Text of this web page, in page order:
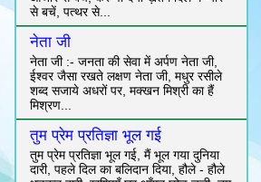
से बचें, पत्थर से...
नेता जी
नेता जी :- जनता की सेवा में अर्पण नेता जी,
ईश्वर जैसा रखते लक्षण नेता जी, मधुर रसीले
शब्द सजाये अधरों पर, मक्खन मिश्री का हैं
मिश्रण...
तुम प्रेम प्रतिज्ञा भूल गई
तुम प्रेम प्रतिज्ञा भूल गई, मैं भूल गया दुनिया
दारी, पहले दिल का बलिदान दिया, हौले - हौले